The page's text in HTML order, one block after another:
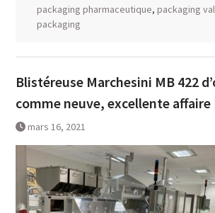
packaging pharmaceutique, packaging
packaging
Blistéreuse Marchesini MB 422
comme neuve, excellente
mars 16, 2021